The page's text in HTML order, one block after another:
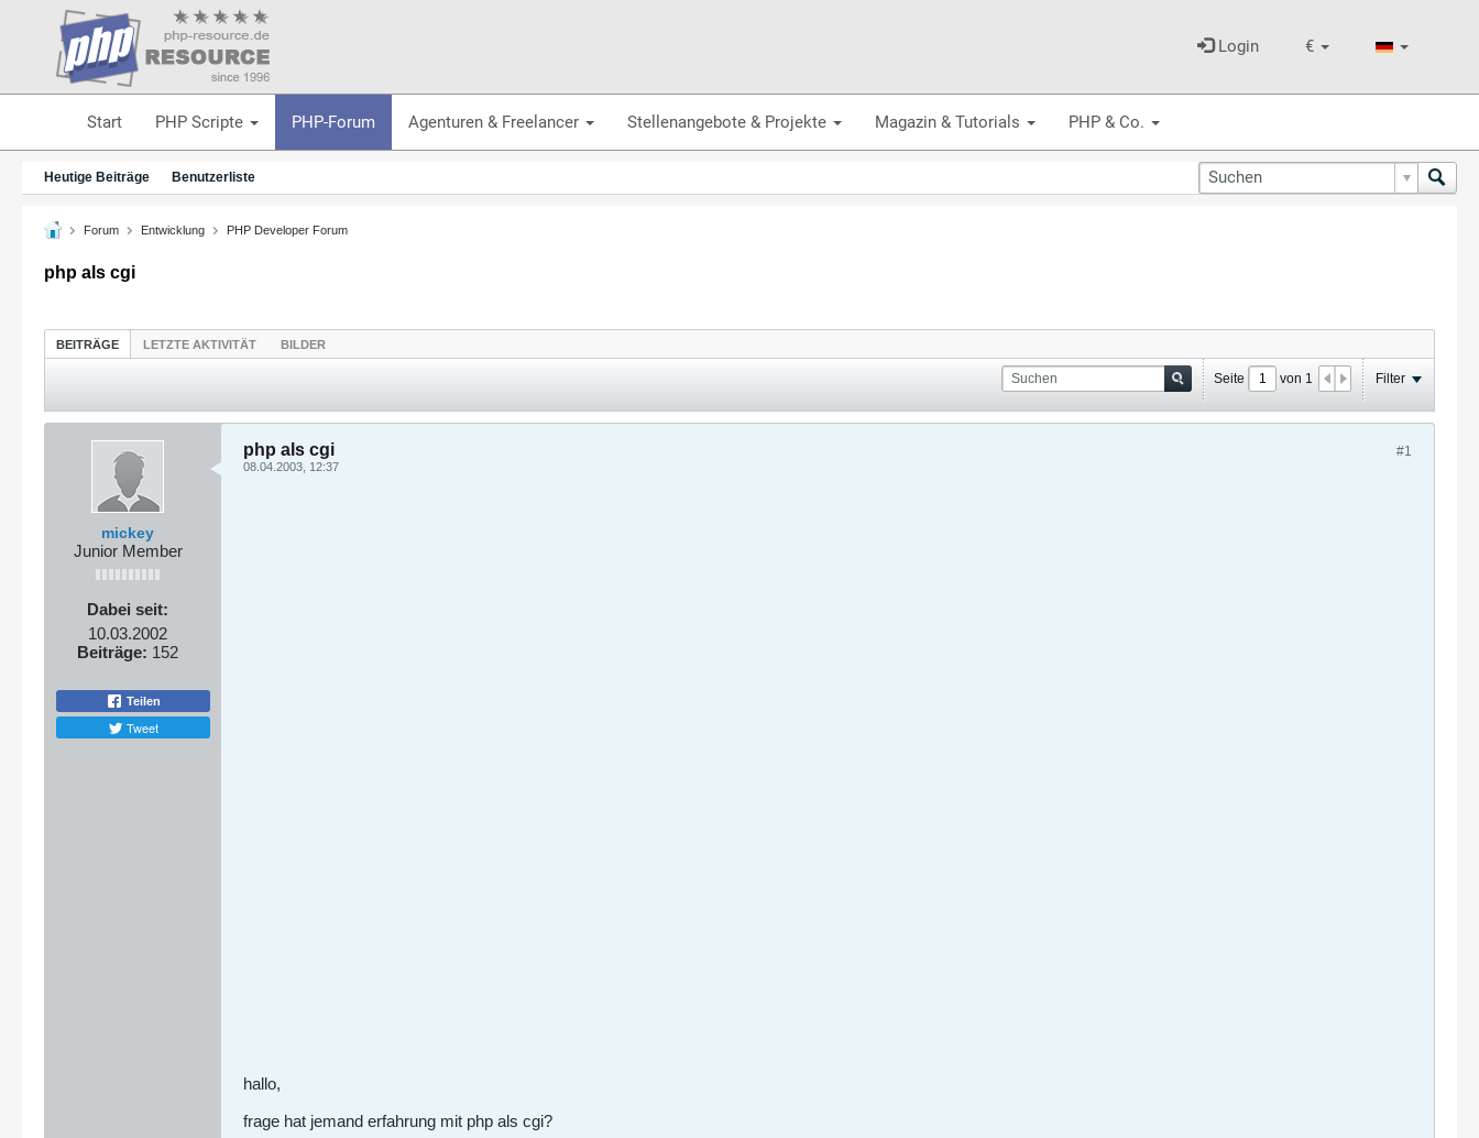
€
Login
Start PHP Scripte PHP-Forum Agenturen & Freelancer Stellenangebote & Projekte Magazin & Tutorials PHP & Co.
Heutige Beiträge Benutzerliste
Forum Entwicklung PHP Developer Forum
php als cgi
BEITRÄGE LETZTE AKTIVITÄT BILDER
Seite von 1 Filter
mickey
Junior Member
Dabei seit:
10.03.2002
Beiträge: 152
Teilen
Tweet
#1
php als cgi
08.04.2003, 12:37
hallo,
frage hat jemand erfahrung mit php als cgi?